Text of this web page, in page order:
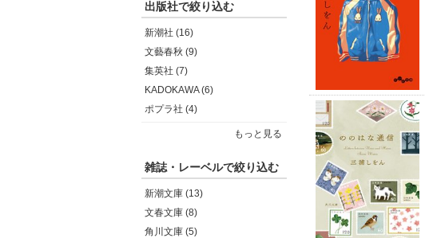
出版社で絞り込む
新潮社 (16)
文藝春秋 (9)
集英社 (7)
KADOKAWA (6)
ポプラ社 (4)
もっと見る
雑誌・レーベルで絞り込む
新潮文庫 (13)
文春文庫 (8)
角川文庫 (5)